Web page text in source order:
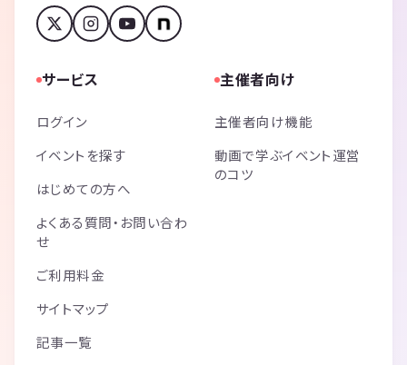
サービス
ログイン
イベントを探す
はじめての方へ
よくある質問・お問い合わ
せ
ご利用料金
サイトマップ
記事一覧
主催者向け
主催者向け機能
動画で学ぶイベント運営
のコツ